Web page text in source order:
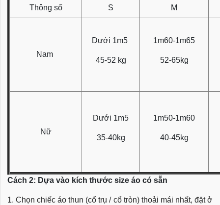
Thông số S M
Nam
Dưới 1m5
45-52 kg
1m60-1m65
52-65kg
Nữ
Dưới 1m5
35-40kg
1m50-1m60
40-45kg
Cách 2: Dựa vào kích thước size áo có sẵn
1. Chọn chiếc áo thun (cổ trụ / cổ tròn) thoải mái nhất, đặt ở